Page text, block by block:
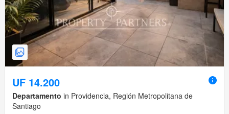
UF 14.200
Departamento in Providencia, Región Metropolitana de
Santiago